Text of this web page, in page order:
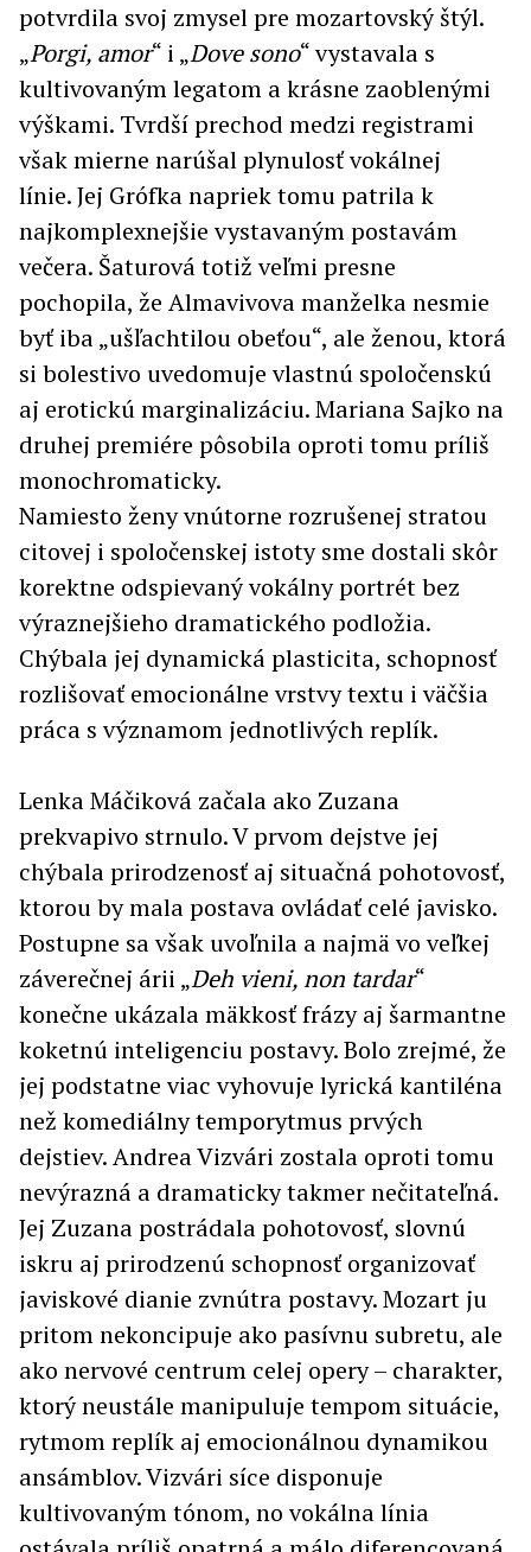
potvrdila svoj zmysel pre mozartovský štýl.
„Porgi, amor“ i „Dove sono“ vystavala s
kultivovaným legatom a krásne zaoblenými
výškami. Tvrdší prechod medzi registrami
však mierne narúšal plynulosť vokálnej
línie. Jej Grófka napriek tomu patrila k
najkomplexnejšie vystavaným postavám
večera. Šaturová totiž veľmi presne
pochopila, že Almavivova manželka nesmie
byť iba „ušľachtilou obeťou“, ale ženou, ktorá
si bolestivo uvedomuje vlastnú spoločenskú
aj erotickú marginalizáciu. Mariana Sajko na
druhej premiére pôsobila oproti tomu príliš
monochromaticky.
Namiesto ženy vnútorne rozrušenej stratou
citovej i spoločenskej istoty sme dostali skôr
korektne odspievaný vokálny portrét bez
výraznejšieho dramatického podložia.
Chýbala jej dynamická plasticita, schopnosť
rozlišovať emocionálne vrstvy textu i väčšia
práca s významom jednotlivých replík.
Lenka Máčiková začala ako Zuzana
prekvapivo strnulo. V prvom dejstve jej
chýbala prirodzenosť aj situačná pohotovosť,
ktorou by mala postava ovládať celé javisko.
Postupne sa však uvoľnila a najmä vo veľkej
záverečnej árii „Deh vieni, non tardar“
konečne ukázala mäkkosť frázy aj šarmantne
koketnú inteligenciu postavy. Bolo zrejmé, že
jej podstatne viac vyhovuje lyrická kantiléna
než komediálny temporytmus prvých
dejstiev. Andrea Vizvári zostala oproti tomu
nevýrazná a dramaticky takmer nečitateľná.
Jej Zuzana postrádala pohotovosť, slovnú
iskru aj prirodzenú schopnosť organizovať
javiskové dianie zvnútra postavy. Mozart ju
pritom nekoncipuje ako pasívnu subretu, ale
ako nervové centrum celej opery – charakter,
ktorý neustále manipuluje tempom situácie,
rytmom replík aj emocionálnou dynamikou
ansámblov. Vizvári síce disponuje
kultivovaným tónom, no vokálna línia